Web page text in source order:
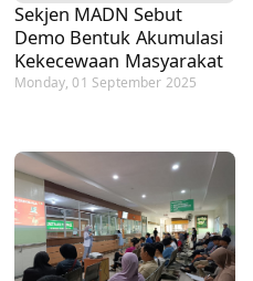
Sekjen MADN Sebut
Demo Bentuk Akumulasi
Kekecewaan Masyarakat
Monday, 01 September 2025